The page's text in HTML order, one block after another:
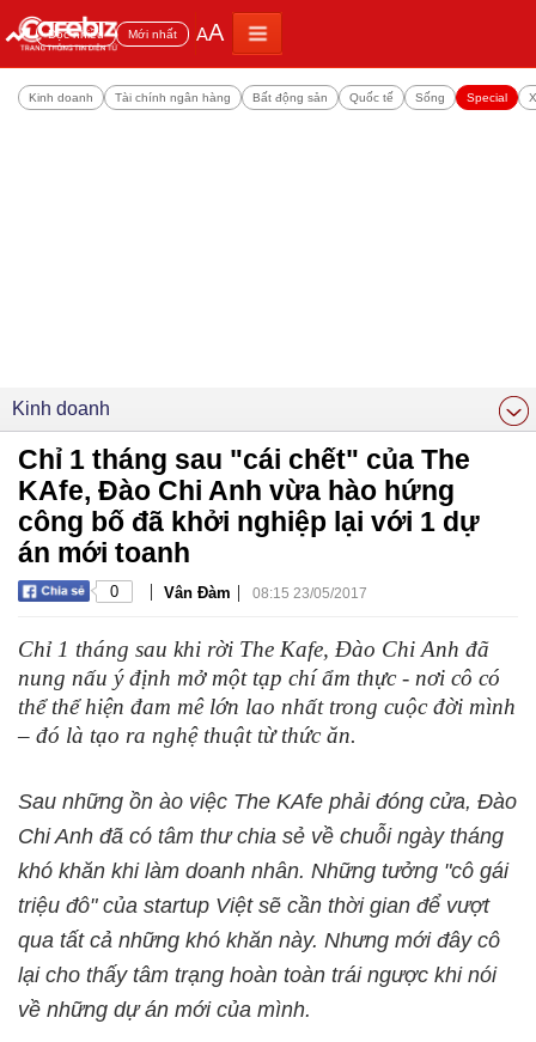
Đọc nhiều Mới nhất AA
Kinh doanh Tài chính ngân hàng Bất động sản Quốc tế Sống Special
Kinh doanh
Chỉ 1 tháng sau "cái chết" của The
KAfe, Đào Chi Anh vừa hào hứng
công bố đã khởi nghiệp lại với 1 dự
án mới toanh
0 | Vân Đàm | 08:15 23/05/2017
Chỉ 1 tháng sau khi rời The Kafe, Đào Chi Anh đã
nung nấu ý định mở một tạp chí ẩm thực - nơi cô có
thể thể hiện đam mê lớn lao nhất trong cuộc đời mình
– đó là tạo ra nghệ thuật từ thức ăn.
Sau những ồn ào việc The KAfe phải đóng cửa, Đào
Chi Anh đã có tâm thư chia sẻ về chuỗi ngày tháng
khó khăn khi làm doanh nhân. Những tưởng "cô gái
triệu đô" của startup Việt sẽ cần thời gian để vượt
qua tất cả những khó khăn này. Nhưng mới đây cô
lại cho thấy tâm trạng hoàn toàn trái ngược khi nói
về những dự án mới của mình.